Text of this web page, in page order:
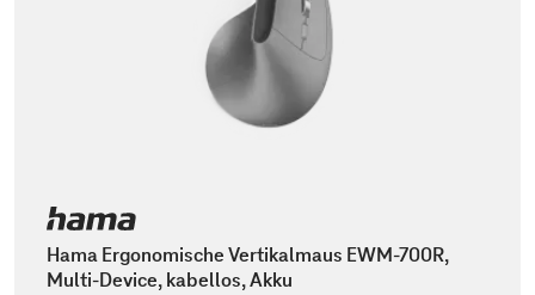
Hama Ergonomische Vertikalmaus EWM-700R,
Multi-Device, kabellos, Akku